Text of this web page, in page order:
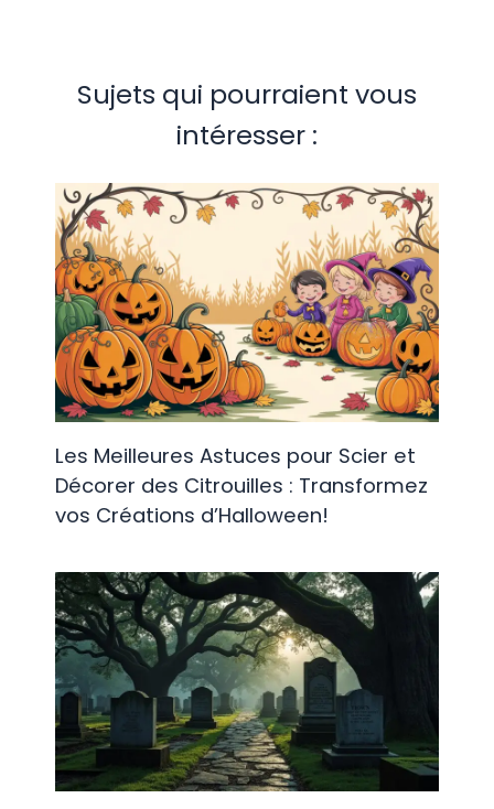
Sujets qui pourraient vous
intéresser :
Les Meilleures Astuces pour Scier et
Décorer des Citrouilles : Transformez
vos Créations d’Halloween!